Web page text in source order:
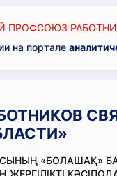
ПРОФСОЮЗ
на портале
«БОЛАШАҚ»
ЖЕРГІЛІКТІ